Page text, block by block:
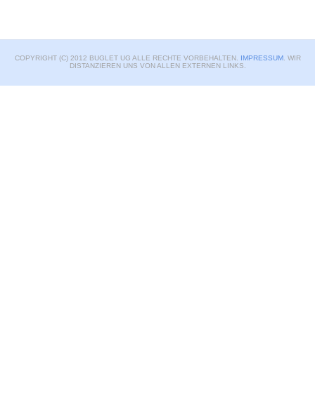
COPYRIGHT (C) 2012 BUGLET UG ALLE RECHTE VORBEHALTEN. IMPRESSUM. WIR
DISTANZIEREN UNS VON ALLEN EXTERNEN LINKS.